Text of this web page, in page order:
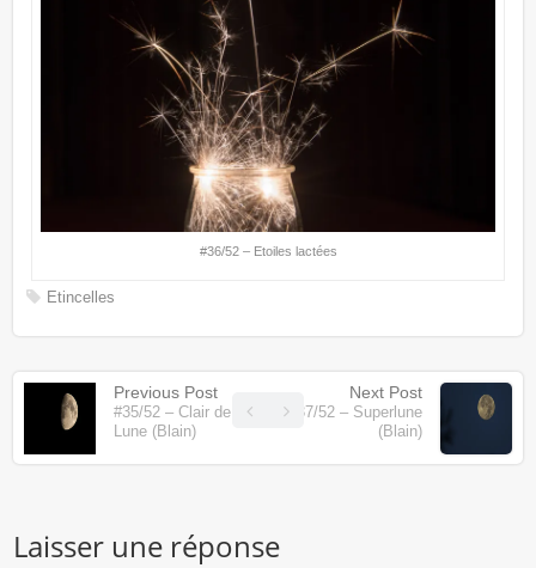
#36/52 – Etoiles lactées
Etincelles
Previous Post
#35/52 – Clair de
Lune (Blain)
Next Post
#37/52 – Superlune
(Blain)
Laisser une réponse